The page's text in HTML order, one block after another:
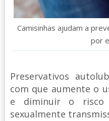
Camisinhas ajudam a
por
Preservativos
com que aumente o
e diminuir o risco
sexualmente